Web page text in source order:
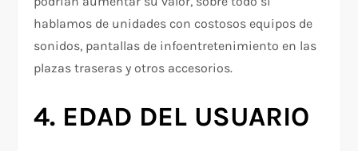
hablamos de unidades con costosos equipos de
sonidos, pantallas de infoentretenimiento en las
plazas traseras y otros accesorios.
4. EDAD DEL USUARIO